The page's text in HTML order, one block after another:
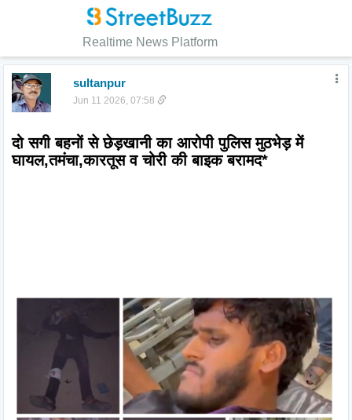
Realtime News Platform
sultanpur
Jun 11 2026, 07:58
दो सगी बहनों से छेड़खानी का आरोपी पुलिस मुठभेड़ में
घायल,तमंचा,कारतूस व चोरी की बाइक बरामद*